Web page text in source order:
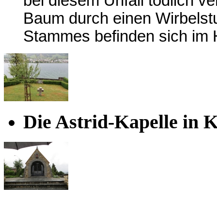
Baum durch einen
Stammes befinden sich
Die Astrid-Kapelle in